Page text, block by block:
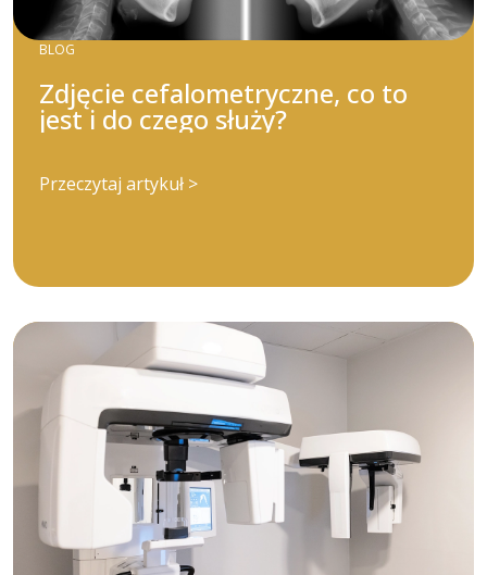
BLOG
Zdjęcie cefalometryczne, co to
jest i do czego służy?
Przeczytaj artykuł >